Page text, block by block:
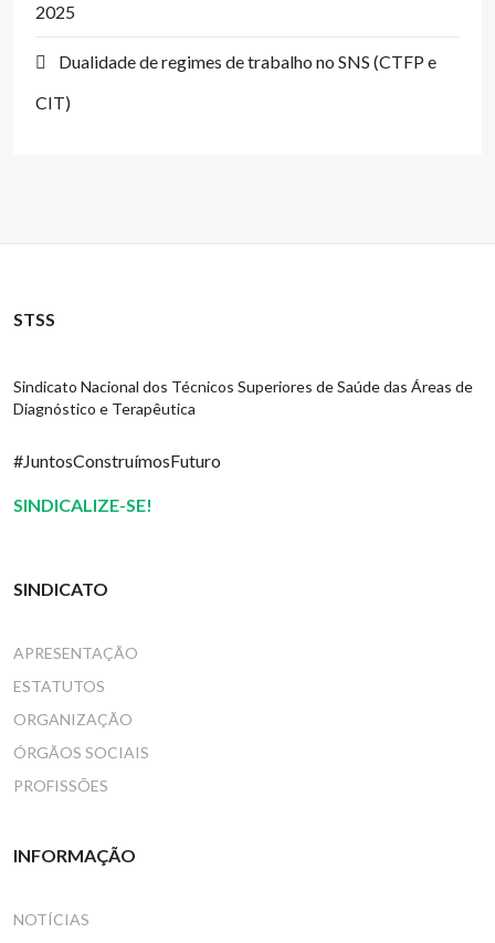
2025
Dualidade de regimes de trabalho no SNS (CTFP e
CIT)
STSS
Sindicato Nacional dos Técnicos Superiores de Saúde das Áreas de
Diagnóstico e Terapêutica
#JuntosConstruímosFuturo
SINDICALIZE-SE!
SINDICATO
APRESENTAÇÃO
ESTATUTOS
ORGANIZAÇÃO
ÓRGÃOS SOCIAIS
PROFISSÕES
INFORMAÇÃO
NOTÍCIAS